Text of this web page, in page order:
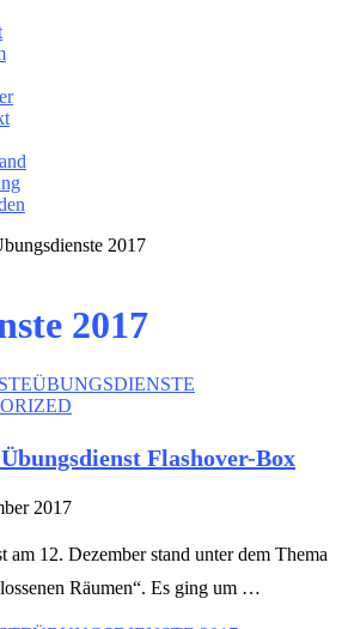
2017
2017
ÜBUNGSDIENSTE
Übungsdienst Flashover-Box
2017
am 12. Dezember stand unter dem Thema
Räumen“. Es ging um …